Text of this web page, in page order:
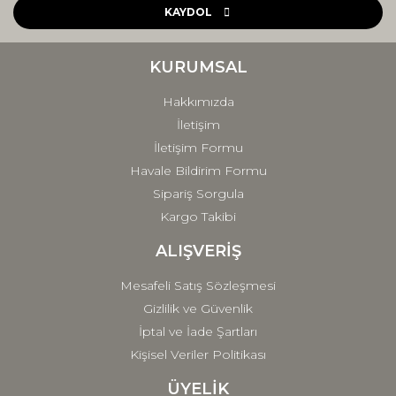
Ürün açıklamasında eksik bilgiler bulunuyor.
Ürün fiyatı diğer sitelerden daha pahalı.
Gönder
KAYDOL
KURUMSAL
Hakkımızda
İletişim
İletişim Formu
Havale Bildirim Formu
Sipariş Sorgula
Kargo Takibi
ALIŞVERİŞ
Mesafeli Satış Sözleşmesi
Gizlilik ve Güvenlik
İptal ve İade Şartları
Kişisel Veriler Politikası
ÜYELİK